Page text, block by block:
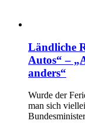
Ländliche
Autos“ –
anders“
Wurde der
man sich